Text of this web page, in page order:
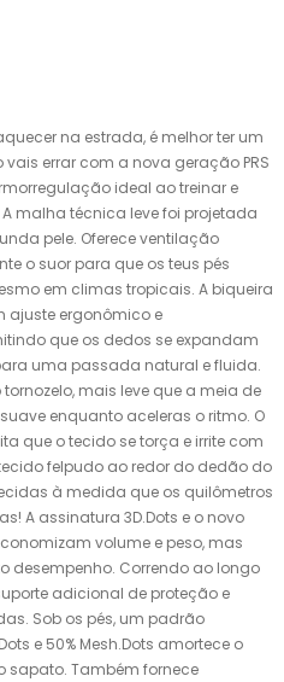
na estrada, é melhor ter um
errar com a nova geração PRS
ideal ao treinar e
malha técnica leve foi projetada
pele. Oferece ventilação
o suor para que os teus pés
em climas tropicais. A biqueira
ajuste ergonômico e
que os dedos se expandam
uma passada natural e fluida.
mais leve que a meia de
enquanto aceleras o ritmo. O
que o tecido se torça e irrite com
felpudo ao redor do dedão do
à medida que os quilômetros
A assinatura 3D.Dots e o novo
volume e peso, mas
desempenho. Correndo ao longo
adicional de proteção e
Sob os pés, um padrão
e 50% Mesh.Dots amortece o
sapato. Também fornece